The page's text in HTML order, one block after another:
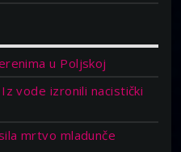
u Poljskoj
vode izronili nacistički
mrtvo mladunče